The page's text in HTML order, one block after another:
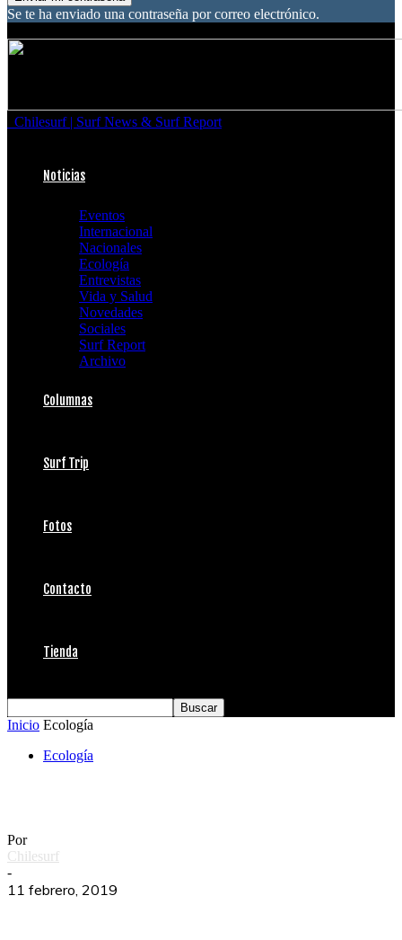
Se te ha enviado una contraseña por correo electrónico.
Chilesurf | Surf News & Surf Report
Noticias
Eventos
Internacional
Nacionales
Ecología
Entrevistas
Vida y Salud
Novedades
Sociales
Surf Report
Archivo
Columnas
Surf Trip
Fotos
Contacto
Tienda
Inicio Ecología
Ecología
Por
Chilesurf
-
11 febrero, 2019